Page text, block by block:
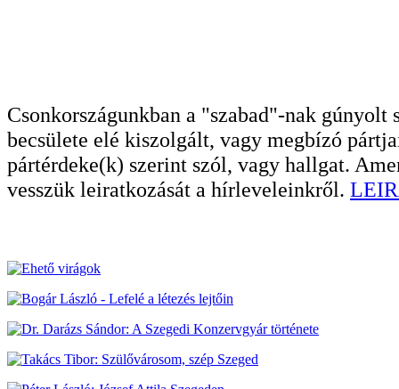
Csonkországunkban a "szabad"-nak
becsülete elé kiszolgált, vagy megbízó
pártérdeke(k) szerint szól, vagy hallgat.
vesszük leiratkozását a hírleveleinkről.